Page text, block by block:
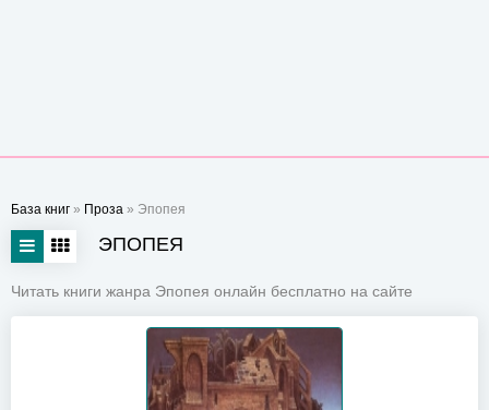
База книг » Проза » Эпопея
ЭПОПЕЯ
Читать книги жанра Эпопея онлайн бесплатно на сайте